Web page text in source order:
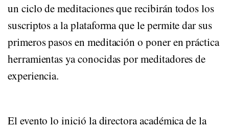
un ciclo de meditaciones que recibirán todos los
suscriptos a la plataforma que le permite dar sus
primeros pasos en meditación o poner en práctica
herramientas ya conocidas por meditadores de
experiencia.
El evento lo inició la directora académica de la